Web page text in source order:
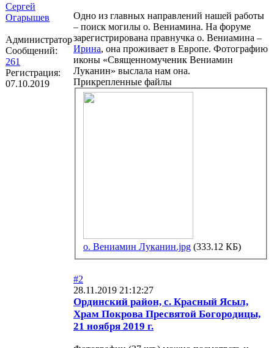
Сергей
Огарышев
Администратор
Сообщений:
261
Регистрация:
07.10.2019
Одно из главных направлений нашей работы
– поиск могилы о. Вениамина. На форуме
зарегистрирована правнучка о. Вениамина –
Ирина, она проживает в Европе. Фотографию
иконы «Священномученик Вениамин
Луканин» выслала нам она.
Прикрепленные файлы
о. Вениамин Луканин.jpg (333.12 КБ)
#2
28.11.2019 21:12:27
Ординский район, с. Красный Ясыл,
Храм Покрова Пресвятой Богородицы,
21 ноября 2019 г.